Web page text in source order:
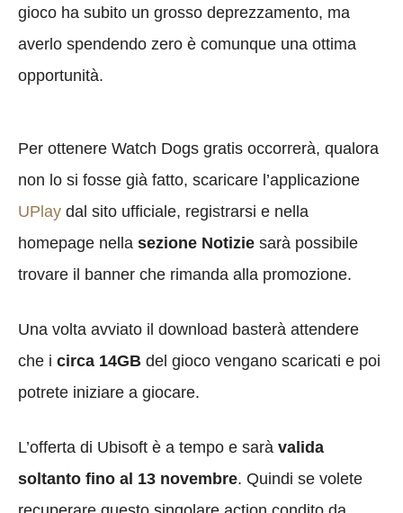
gioco ha subito un grosso deprezzamento, ma
averlo spendendo zero è comunque una ottima
opportunità.
Per ottenere Watch Dogs gratis occorrerà, qualora
non lo si fosse già fatto, scaricare l’applicazione
UPlay dal sito ufficiale, registrarsi e nella
homepage nella sezione Notizie sarà possibile
trovare il banner che rimanda alla promozione.
Una volta avviato il download basterà attendere
che i circa 14GB del gioco vengano scaricati e poi
potrete iniziare a giocare.
L’offerta di Ubisoft è a tempo e sarà valida
soltanto fino al 13 novembre. Quindi se volete